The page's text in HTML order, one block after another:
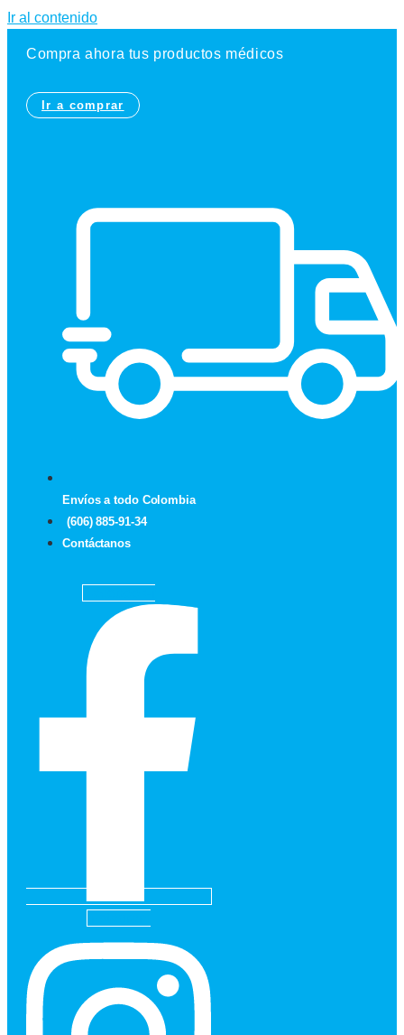
Ir al contenido
Compra ahora tus productos médicos
Ir a comprar
Envíos a todo Colombia
(606) 885-91-34
Contáctanos